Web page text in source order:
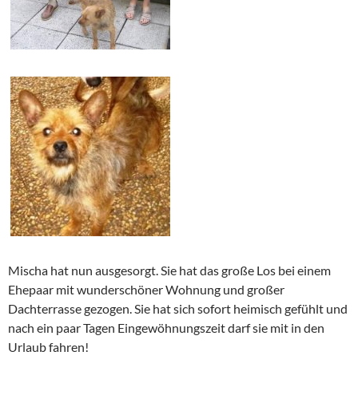
Mischa hat nun ausgesorgt. Sie hat das große Los bei einem
Ehepaar mit wunderschöner Wohnung und großer
Dachterrasse gezogen. Sie hat sich sofort heimisch gefühlt und
nach ein paar Tagen Eingewöhnungszeit darf sie mit in den
Urlaub fahren!